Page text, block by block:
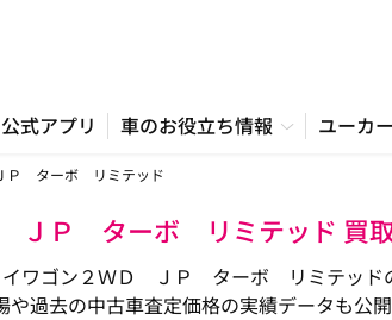
公式アプリ 車のお役立ち情報 ユーカ
Ｐ ターボ リミテッド
ＪＰ ターボ リミテッド 買
ワゴン２ＷＤ ＪＰ ターボ リミテッド
や過去の中古車査定価格の実績データも公